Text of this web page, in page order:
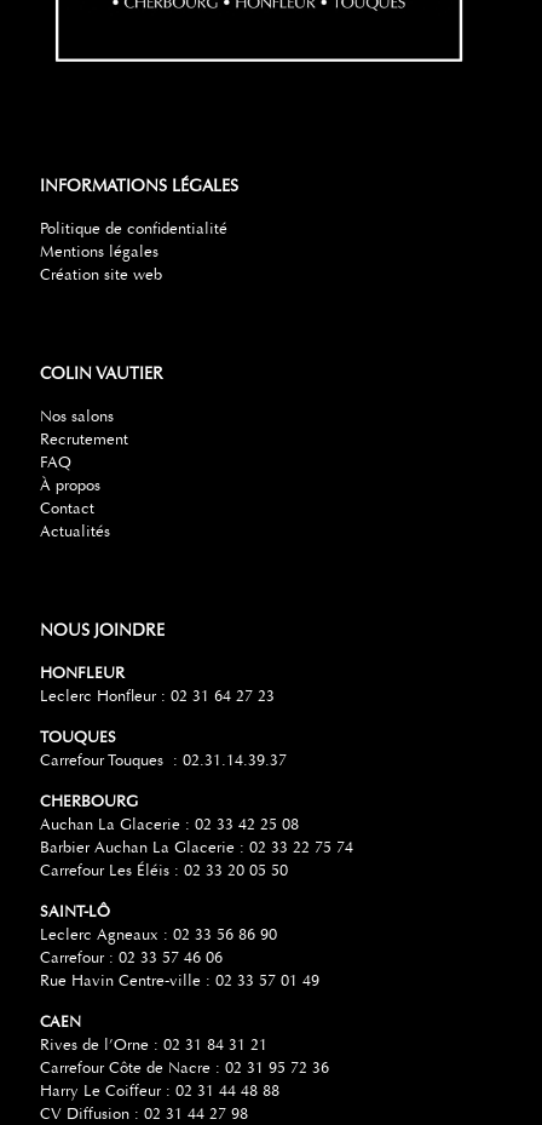
INFORMATIONS LÉGALES
Politique de confidentialité
Mentions légales
Création site web
COLIN VAUTIER
Nos salons
Recrutement
FAQ
À propos
Contact
Actualités
NOUS JOINDRE
HONFLEUR
Leclerc Honfleur : 02 31 64 27 23
TOUQUES
Carrefour Touques : 02.31.14.39.37
CHERBOURG
Auchan La Glacerie : 02 33 42 25 08
Barbier Auchan La Glacerie : 02 33 22 75 74
Carrefour Les Éléis : 02 33 20 05 50
SAINT-LÔ
Leclerc Agneaux : 02 33 56 86 90
Carrefour : 02 33 57 46 06
Rue Havin Centre-ville : 02 33 57 01 49
CAEN
Rives de l’Orne : 02 31 84 31 21
Carrefour Côte de Nacre : 02 31 95 72 36
Harry Le Coiffeur : 02 31 44 48 88
CV Diffusion : 02 31 44 27 98